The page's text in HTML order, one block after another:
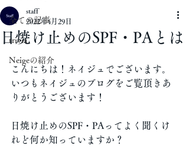
全ての記事
trivia
Neigeの紹介
日焼け止めのSPF・PAとは
staff
2022年4月29日
こんにちは！ネイジュでございます。
いつもネイジュのブログをご覧頂きあ
りがとうございます！
日焼け止めのSPF・PAってよく聞くけ
れど何か知っていますか？